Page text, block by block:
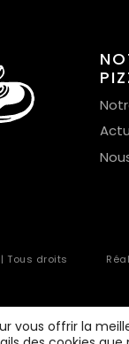
Tous droits
vous offrir la